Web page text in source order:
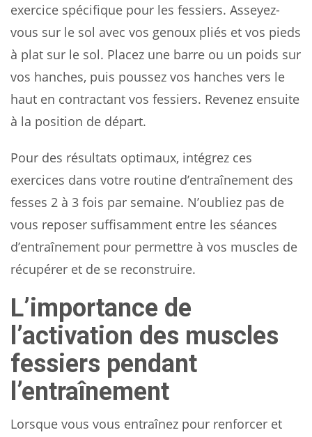
exercice spécifique pour les fessiers. Asseyez-
vous sur le sol avec vos genoux pliés et vos pieds
à plat sur le sol. Placez une barre ou un poids sur
vos hanches, puis poussez vos hanches vers le
haut en contractant vos fessiers. Revenez ensuite
à la position de départ.
Pour des résultats optimaux, intégrez ces
exercices dans votre routine d’entraînement des
fesses 2 à 3 fois par semaine. N’oubliez pas de
vous reposer suffisamment entre les séances
d’entraînement pour permettre à vos muscles de
récupérer et de se reconstruire.
L’importance de
l’activation des muscles
fessiers pendant
l’entraînement
Lorsque vous vous entraînez pour renforcer et